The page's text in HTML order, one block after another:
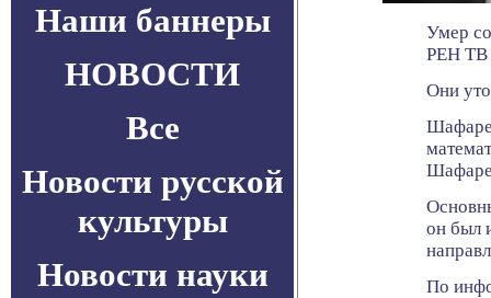
Наши баннеры
НОВОСТИ
Все
Новости русской
культуры
Новости науки
Умер
РЕН ТВ
Они
он был
По